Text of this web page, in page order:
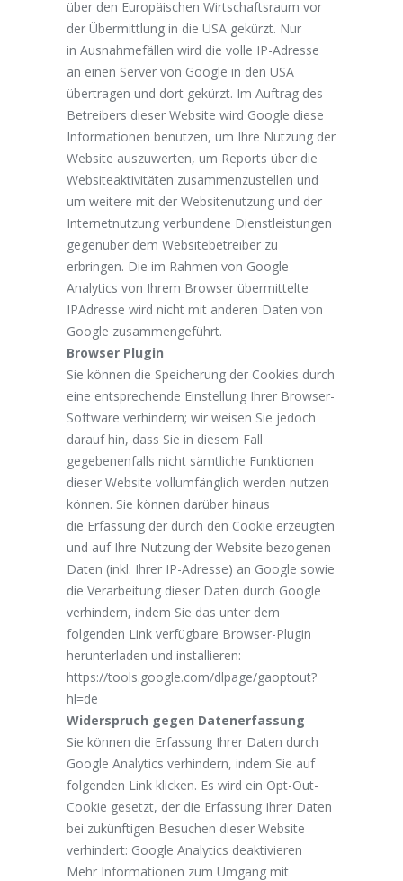
über den Europäischen Wirtschaftsraum vor
der Übermittlung in die USA gekürzt. Nur
in Ausnahmefällen wird die volle IP-Adresse
an einen Server von Google in den USA
übertragen und dort gekürzt. Im Auftrag des
Betreibers dieser Website wird Google diese
Informationen benutzen, um Ihre Nutzung der
Website auszuwerten, um Reports über die
Websiteaktivitäten zusammenzustellen und
um weitere mit der Websitenutzung und der
Internetnutzung verbundene Dienstleistungen
gegenüber dem Websitebetreiber zu
erbringen. Die im Rahmen von Google
Analytics von Ihrem Browser übermittelte
IPAdresse wird nicht mit anderen Daten von
Google zusammengeführt.
Browser Plugin
Sie können die Speicherung der Cookies durch
eine entsprechende Einstellung Ihrer Browser-
Software verhindern; wir weisen Sie jedoch
darauf hin, dass Sie in diesem Fall
gegebenenfalls nicht sämtliche Funktionen
dieser Website vollumfänglich werden nutzen
können. Sie können darüber hinaus
die Erfassung der durch den Cookie erzeugten
und auf Ihre Nutzung der Website bezogenen
Daten (inkl. Ihrer IP-Adresse) an Google sowie
die Verarbeitung dieser Daten durch Google
verhindern, indem Sie das unter dem
folgenden Link verfügbare Browser-Plugin
herunterladen und installieren:
https://tools.google.com/dlpage/gaoptout?
hl=de
Widerspruch gegen Datenerfassung
Sie können die Erfassung Ihrer Daten durch
Google Analytics verhindern, indem Sie auf
folgenden Link klicken. Es wird ein Opt-Out-
Cookie gesetzt, der die Erfassung Ihrer Daten
bei zukünftigen Besuchen dieser Website
verhindert: Google Analytics deaktivieren
Mehr Informationen zum Umgang mit